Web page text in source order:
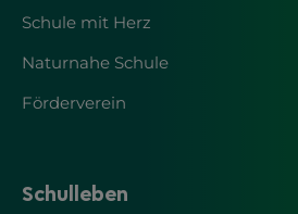
Schule mit Herz
Naturnahe Schule
Förderverein
Schulleben